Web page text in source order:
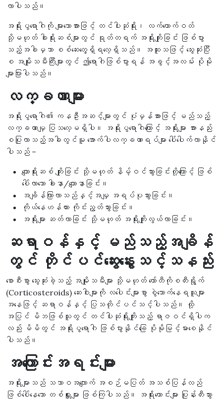
လာပါသည်။
အရိုးပွရောဂါကို များသောအားဖြင့် တင်ပါးဆုံရိုး၊ လက်ကောက်ဝတ်
သို့မဟုတ် ခါးရိုးဆစ်များတွင် ရုတ်တရက် အရိုးကျိုးခြင်း ဖြစ်ပွား
သည့်အခါမှသာ စစ်ဆေးတွေ့ရှိရလေ့ရှိသည်။ အထူးသဖြင့် သွေးဆုံးပြီး
စ အမျိုးသမီးကြီးများတွင် ဤရောဂါဖြစ်ပွားရန် အခွင့်အလမ်း ပိုမို
များပြားပါသည်။
လက္ခဏာများ
အရိုးပွရောဂါ၏ ကနဦးအဆင့်များတွင် ပုံမှန်အားဖြင့် မည်သည့်
လက္ခဏာမျှ ပြသလေ့မရှိပါ။ အရိုးပွရောဂါကြောင့် အရိုးများ အားနည်း
စပြုလာသည့်အခါတွင်မူ အောက်ပါလက္ခဏာရပ်များ ပေါ်ပေါက်လာနိုင်
ပါသည် –
ကျောရိုးဆစ် ကျိုးခြင်း သို့မဟုတ် နိမ့်ဝင်သွားခြင်းတို့ကြောင့် ဖြစ်
ပေါ်လာသော ခါးနာ/ကျောနာခြင်း။
အချိန်ကြာလာသည်နှင့်အမျှ အရပ်ပုသွားခြင်း။
ကိုယ်နေဟန်ထား ကိုင်းညွတ်သွားခြင်း။
အရိုးများ ဆတ်လာခြင်း သို့မဟုတ် အရိုးကျိုးလွယ်လာခြင်း။
ဆရာဝန်နှင့် မည်သည့်အချိန်
တွင် တိုင်ပင်ဆွေးနွေးသင့်သနည်း
စောစီးစွာ သွေးဆုံးခဲ့သည့် အမျိုးသမီးများ သို့မဟုတ် ကော်တီကိုစတီးရွိုက်
(Corticosteroids) ဆေးဝါးများကို လပေါင်းများစွာ စွဲသောက်နေရသူများ
အနေဖြင့် ဆရာဝန်နှင့် ပြသတိုင်ပင်သင့်ပါသည်။ ထို့
အပြင် မိဘဖြစ်သူတွင် တင်ပါးဆုံရိုးကျိုးသည့် ရာဇဝင်ရှိပါက
လည်း မိမိတွင် အရိုးပွရောဂါ ဖြစ်ပွားနိုင်ခြေ ပိုမိုမြင့်မားစေနိုင်
ပါသည်။
အကြောင်းအရင်းများ
အရိုးများသည် သဘာဝအလျောက် အစဉ်မပြတ် အသစ်ပြန်လည်
ဖြစ်ပေါ်နေသော တစ်ရှူးများ ဖြစ်ကြပါသည်။ အရိုးဟောင်းများ ပြုန်းတီးသွား